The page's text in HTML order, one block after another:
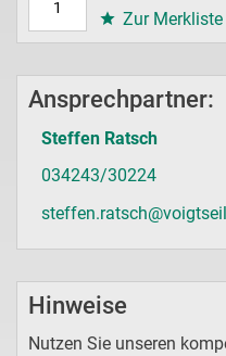
Zur
Ansprechpartner:
Steffen Ratsch
034243/30224
Hinweise
Nutzen Sie unseren